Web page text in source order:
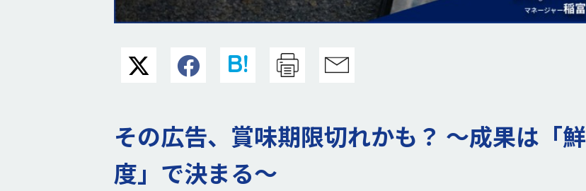
その広告、賞味期限切れかも？ 〜成果は「鮮
度」で決まる〜